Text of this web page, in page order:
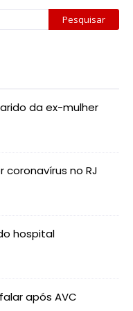
da ex-mulher
coronavírus no RJ
hospital
após AVC